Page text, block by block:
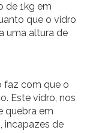
de 1kg em
que o vidro
uma altura de
faz com que o
Este vidro, nos
quebra em
incapazes de